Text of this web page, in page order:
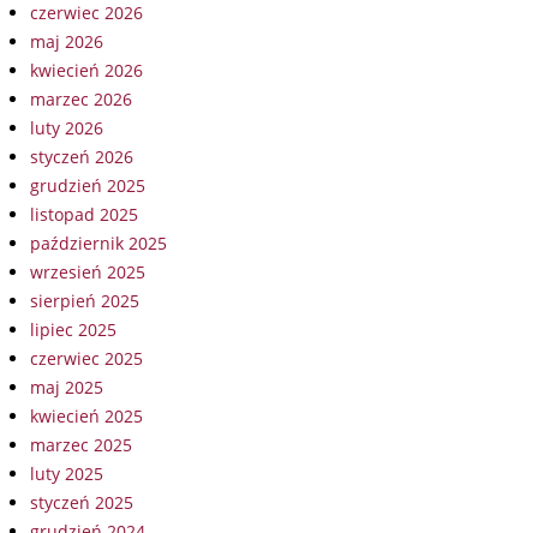
czerwiec 2026
maj 2026
kwiecień 2026
marzec 2026
luty 2026
styczeń 2026
grudzień 2025
listopad 2025
październik 2025
wrzesień 2025
sierpień 2025
lipiec 2025
czerwiec 2025
maj 2025
kwiecień 2025
marzec 2025
luty 2025
styczeń 2025